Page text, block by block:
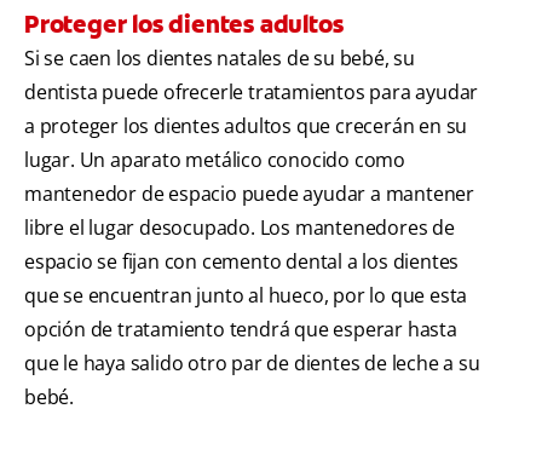
Proteger los dientes adultos
Si se caen los dientes natales de su bebé, su
dentista puede ofrecerle tratamientos para ayudar
a proteger los dientes adultos que crecerán en su
lugar. Un aparato metálico conocido como
mantenedor de espacio puede ayudar a mantener
libre el lugar desocupado. Los mantenedores de
espacio se fijan con cemento dental a los dientes
que se encuentran junto al hueco, por lo que esta
opción de tratamiento tendrá que esperar hasta
que le haya salido otro par de dientes de leche a su
bebé.